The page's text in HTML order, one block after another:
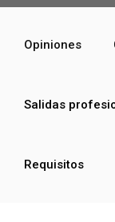
Opiniones
Salidas
Requisitos